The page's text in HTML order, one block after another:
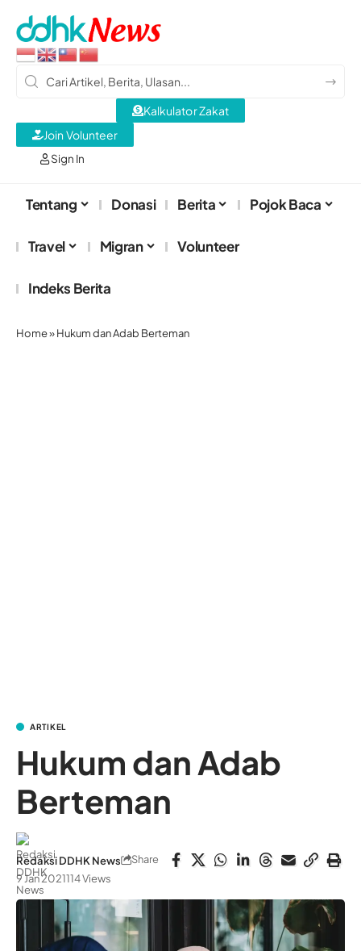
Sign In
Kalkulator Zakat
Join Volunteer
Tentang Donasi Berita Pojok Baca
Travel Migran Volunteer
Indeks Berita
Home»Hukum dan Adab Berteman
ARTIKEL
Hukum dan Adab
Berteman
Redaksi DDHK News
9 Jan 2021114 Views
Share